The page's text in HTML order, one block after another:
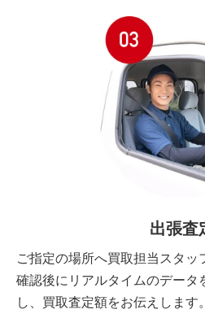
出張査
ご指定の場所へ買取担当スタッ
確認後にリアルタイムのデータ
し、買取査定額をお伝えします。